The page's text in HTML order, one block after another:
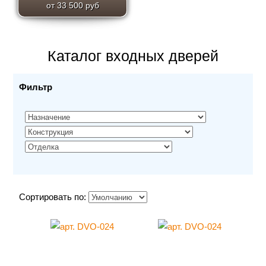
от 33 500 руб
Каталог входных дверей
Фильтр
Сортировать по: